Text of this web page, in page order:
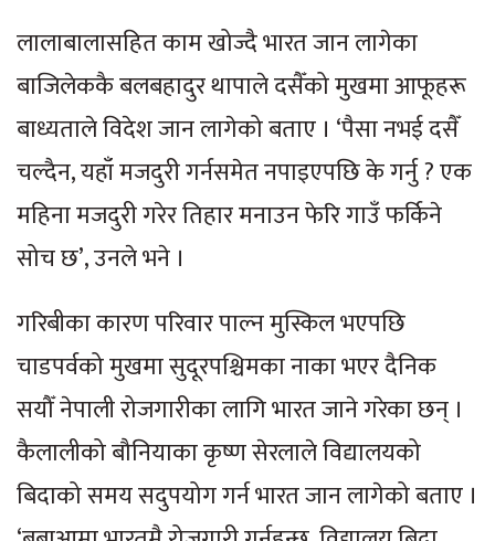
लालाबालासहित काम खोज्दै भारत जान लागेका
बाजिलेककै बलबहादुर थापाले दसैँको मुखमा आफूहरू
बाध्यताले विदेश जान लागेको बताए । ‘पैसा नभई दसैँ
चल्दैन, यहाँ मजदुरी गर्नसमेत नपाइएपछि के गर्नु ? एक
महिना मजदुरी गरेर तिहार मनाउन फेरि गाउँ फर्किने
सोच छ’, उनले भने ।
गरिबीका कारण परिवार पाल्न मुस्किल भएपछि
चाडपर्वको मुखमा सुदूरपश्चिमका नाका भएर दैनिक
सयौँ नेपाली रोजगारीका लागि भारत जाने गरेका छन् ।
कैलालीको बौनियाका कृष्ण सेरलाले विद्यालयको
बिदाको समय सदुपयोग गर्न भारत जान लागेको बताए ।